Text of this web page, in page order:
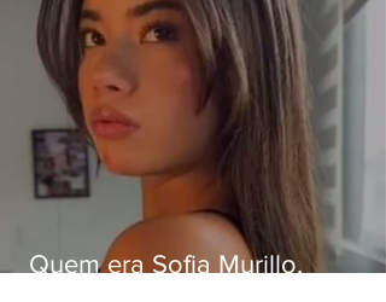
Quem era Sofia Murillo,